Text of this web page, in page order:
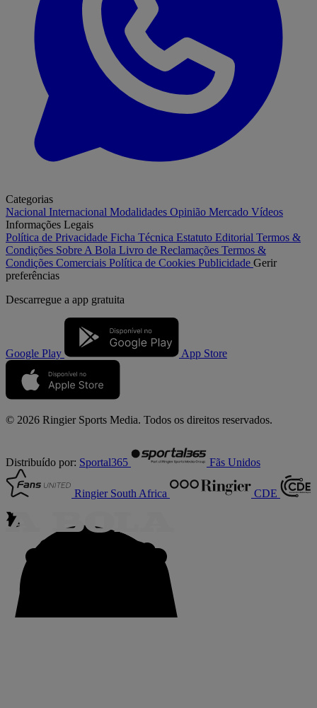
Categorias
Nacional Internacional Modalidades Opinião Mercado Vídeos
Informações Legais
Política de Privacidade Ficha Técnica Estatuto Editorial Termos &
Condições Sobre A Bola Livro de Reclamações Termos &
Condições Comerciais Política de Cookies Publicidade Gerir
preferências
Descarregue a app gratuita
Google Play App Store
© 2026 Ringier Sports Media. Todos os direitos reservados.
Distribuído por: Sportal365 Fãs Unidos
Ringier South Africa CDE